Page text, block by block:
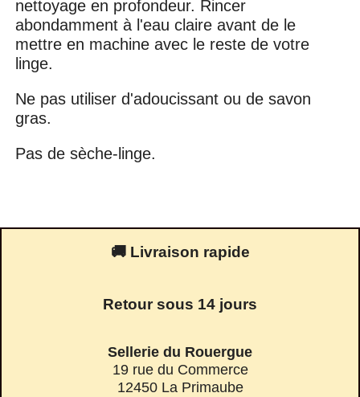
nettoyage en profondeur. Rincer
abondamment à l'eau claire avant de le
mettre en machine avec le reste de votre
linge.
Ne pas utiliser d'adoucissant ou de savon
gras.
Pas de sèche-linge.
🚚 Livraison rapide
Retour sous 14 jours
Sellerie du Rouergue
19 rue du Commerce
12450 La Primaube